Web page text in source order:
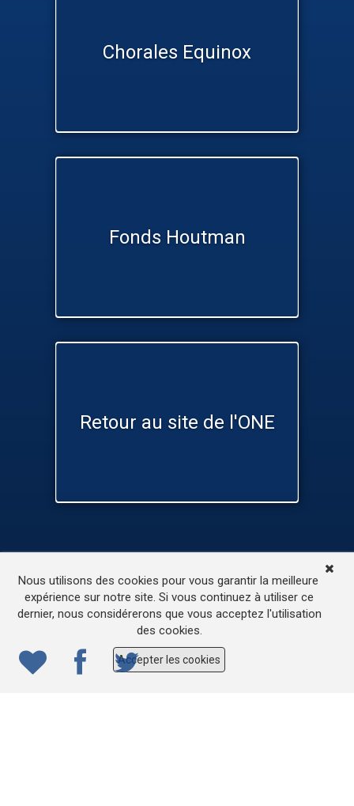
Chorales Equinox
Fonds Houtman
Retour au site de l'ONE
L’accessibilité de ce site
© 2022ONE.be– Production : Dew production – Tous
droits réservés – Webdesign: Lokidor
Nous utilisons des cookies pour vous garantir la meilleure
expérience sur notre site. Si vous continuez à utiliser ce
dernier, nous considérerons que vous acceptez l'utilisation
des cookies.
Accepter les cookies